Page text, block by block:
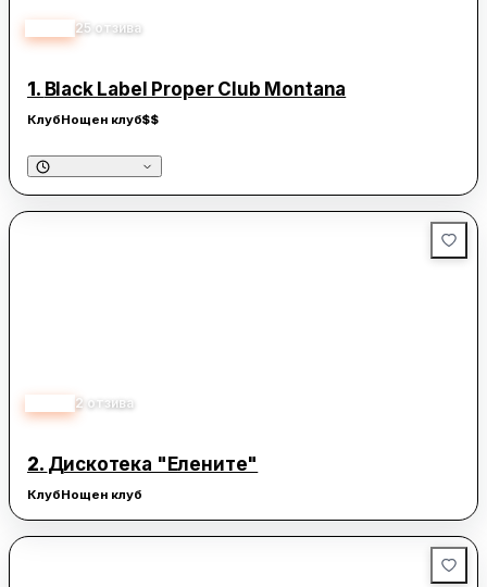
25 отзива
1. Black Label Proper Club Montana
КлубНощен клуб$$
2 отзива
2. Дискотека "Елените"
КлубНощен клуб